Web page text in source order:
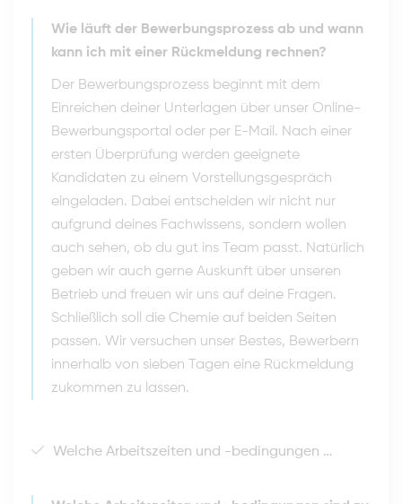
Wie läuft der Bewerbungsprozess ab und wann
kann ich mit einer Rückmeldung rechnen?
Der Bewerbungsprozess beginnt mit dem
Einreichen deiner Unterlagen über unser Online-
Bewerbungsportal oder per E-Mail. Nach einer
ersten Überprüfung werden geeignete
Kandidaten zu einem Vorstellungsgespräch
eingeladen. Dabei entscheiden wir nicht nur
aufgrund deines Fachwissens, sondern wollen
auch sehen, ob du gut ins Team passt. Natürlich
geben wir auch gerne Auskunft über unseren
Betrieb und freuen wir uns auf deine Fragen.
Schließlich soll die Chemie auf beiden Seiten
passen. Wir versuchen unser Bestes, Bewerbern
innerhalb von sieben Tagen eine Rückmeldung
zukommen zu lassen.
Welche Arbeitszeiten und -bedingungen sind zu erwarten?